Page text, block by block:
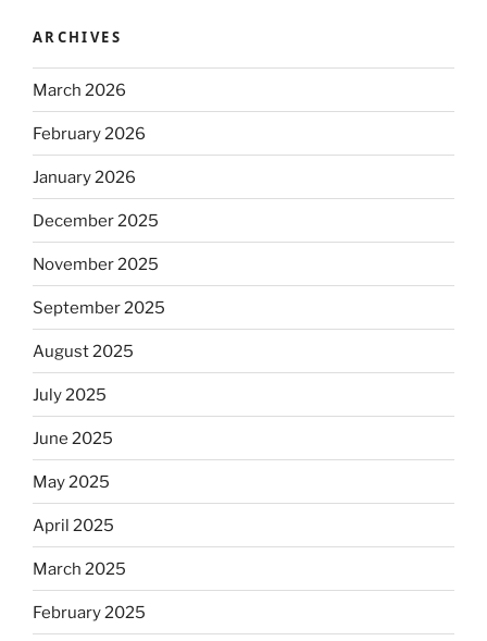
ARCHIVES
March 2026
February 2026
January 2026
December 2025
November 2025
September 2025
August 2025
July 2025
June 2025
May 2025
April 2025
March 2025
February 2025